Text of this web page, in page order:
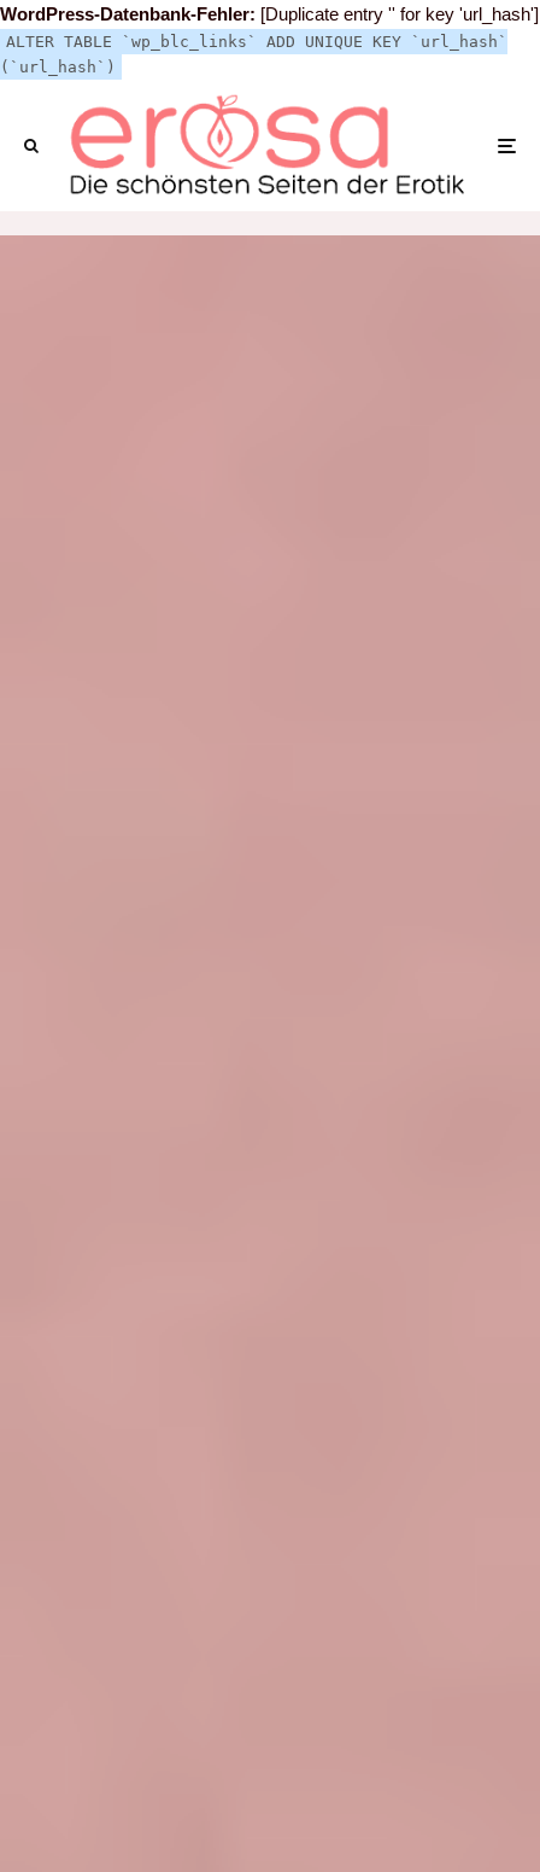
WordPress-Datenbank-Fehler: [Duplicate entry '' for key 'url_hash']
ALTER TABLE `wp_blc_links` ADD UNIQUE KEY `url_hash`
(`url_hash`)